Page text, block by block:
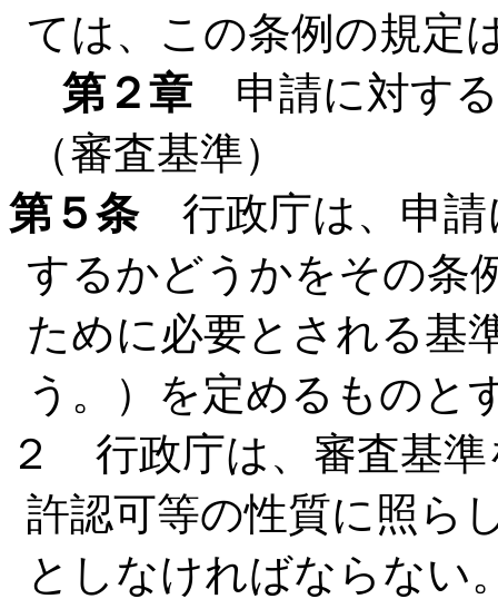
ては、この条例の規定
第２章 申請に対す
（審査基準）
第５条行政庁は、申請
するかどうかをその条
ために必要とされる基
う。）を定めるものと
２ 行政庁は、審査基
許認可等の性質に照ら
としなければならない